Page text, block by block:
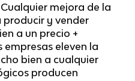
mejora de la
y vender
a un precio +
eleven la
bien a cualquier
producen